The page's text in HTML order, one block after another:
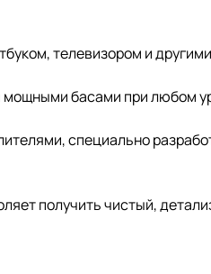
телевизором и
мощными басами при любом
специально
получить чистый,